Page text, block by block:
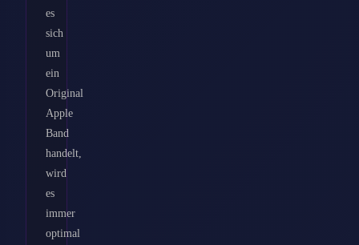
es
sich
um
ein
Original
Apple
Band
handelt,
wird
es
immer
optimal